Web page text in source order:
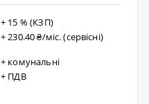
+ 15 % (КЗП)
+ 230.40 ₴/мic. (сервісні)
+ комунальні
+ ПДВ